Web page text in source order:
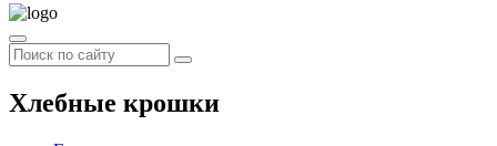
Хлебные крошки